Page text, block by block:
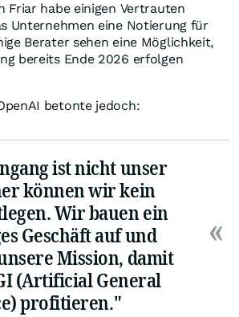
Friar habe einigen Vertrauten
Unternehmen eine Notierung für
Berater sehen eine Möglichkeit,
bereits Ende 2026 erfolgen
betonte jedoch:
ist nicht unser
können wir kein
Wir bauen ein
Geschäft auf und
Mission, damit
(Artificial General
profitieren."